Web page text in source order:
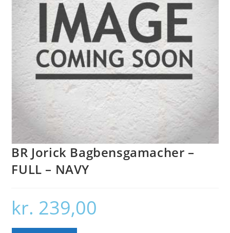
BR Jorick Bagbensgamacher –
FULL – NAVY
kr. 239,00